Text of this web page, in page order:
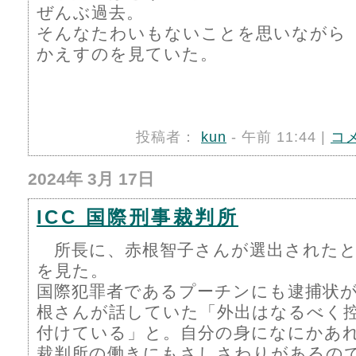
ぜんぶ過去。
そんなたわいもないことを思いなが
かえすのを見ていた。
投稿者： kun - 午前 11:44 | コ
2024年 3月 17日
ICC 国際刑事裁判所
所長に、赤根智子さんが選出された
を見た。
国際犯罪者であるプーチンにも逮捕状
根さんが話していた「外出はなるべく
付けている」と。自分の身になにか